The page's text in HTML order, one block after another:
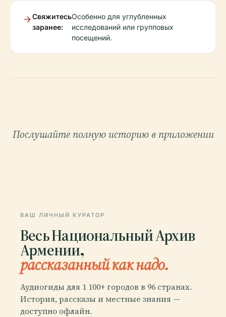
Свяжитесь
заранее:
Особенно для углубленных
исследований или групповых
посещений.
Послушайте полную историю в приложении
ВАШ ЛИЧНЫЙ КУРАТОР
Весь Национальный Архив
Армении,
рассказанный как надо.
Аудиогиды для 1 100+ городов в 96 странах.
История, рассказы и местные знания —
доступно офлайн.